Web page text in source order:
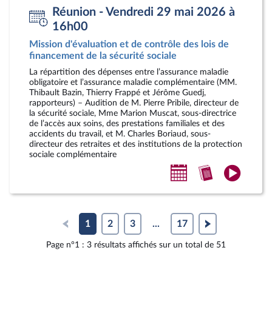
Réunion - Vendredi 29 mai 2026 à
16h00
Mission d'évaluation et de contrôle des lois de
financement de la sécurité sociale
La répartition des dépenses entre l’assurance maladie
obligatoire et l’assurance maladie complémentaire (MM.
Thibault Bazin, Thierry Frappé et Jérôme Guedj,
rapporteurs) – Audition de M. Pierre Pribile, directeur de
la sécurité sociale, Mme Marion Muscat, sous-directrice
de l’accès aux soins, des prestations familiales et des
accidents du travail, et M. Charles Boriaud, sous-
directeur des retraites et des institutions de la protection
sociale complémentaire
Ajouter
au
personnel
Accéder
au
rendu
1 2 3 ... 17
Page n°1 : 3 résultats affichés sur un total de 51